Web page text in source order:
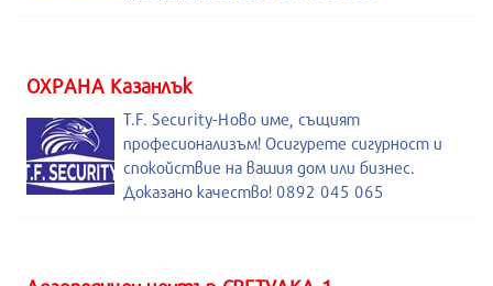
ОХРАНА Казанлък
T.F. Security-Ново име, същият
професионализъм! Осигурете сигурност и
спокойствие на вашия дом или бизнес.
Доказано качество! 0892 045 065